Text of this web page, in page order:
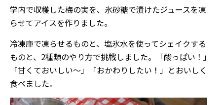
学内で収穫した梅の実を、氷砂糖で漬けたジュースを凍
らせてアイスを作りました。
冷凍庫で凍らせるものと、塩氷水を使ってシェイクする
ものと、2種類のやり方で挑戦しました。「酸っぱい！」
「甘くておいしい～」「おかわりしたい！」とおいしく
食べました。